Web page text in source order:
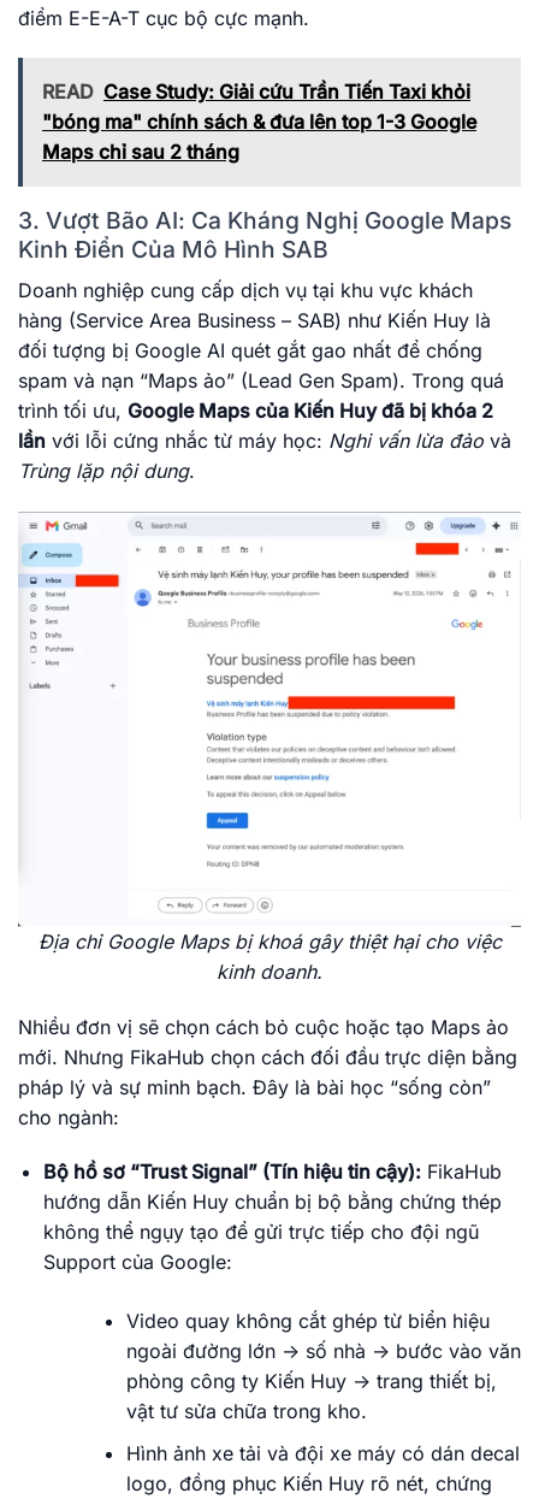
điểm E-E-A-T cục bộ cực mạnh.
READ Case Study: Giải cứu Trần Tiến Taxi khỏi
"bóng ma" chính sách & đưa lên top 1-3 Google
Maps chỉ sau 2 tháng
3. Vượt Bão AI: Ca Kháng Nghị Google Maps
Kinh Điển Của Mô Hình SAB
Doanh nghiệp cung cấp dịch vụ tại khu vực khách
hàng (Service Area Business – SAB) như Kiến Huy là
đối tượng bị Google AI quét gắt gao nhất để chống
spam và nạn “Maps ảo” (Lead Gen Spam). Trong quá
trình tối ưu, Google Maps của Kiến Huy đã bị khóa 2
lần với lỗi cứng nhắc từ máy học: Nghi vấn lừa đảo và
Trùng lặp nội dung.
Địa chỉ Google Maps bị khoá gây thiệt hại cho việc
kinh doanh.
Nhiều đơn vị sẽ chọn cách bỏ cuộc hoặc tạo Maps ảo
mới. Nhưng FikaHub chọn cách đối đầu trực diện bằng
pháp lý và sự minh bạch. Đây là bài học “sống còn”
cho ngành:
Bộ hồ sơ “Trust Signal” (Tín hiệu tin cậy):FikaHub
hướng dẫn Kiến Huy chuẩn bị bộ bằng chứng thép
không thể ngụy tạo để gửi trực tiếp cho đội ngũ
Support của Google:
Video quay không cắt ghép từ biển hiệu
ngoài đường lớn -> số nhà -> bước vào văn
phòng công ty Kiến Huy -> trang thiết bị,
vật tư sửa chữa trong kho.
Hình ảnh xe tải và đội xe máy có dán decal
logo, đồng phục Kiến Huy rõ nét, chứng